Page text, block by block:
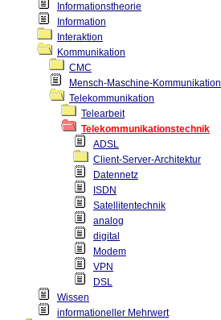
Informationstheorie
Information
Interaktion
Kommunikation
CMC
Mensch-Maschine-Kommunikation
Telekommunikation
Telearbeit
Telekommunikationstechnik
ADSL
Client-Server-Architektur
Datennetz
ISDN
Satellitentechnik
analog
digital
Modem
VPN
DSL
Wissen
informationeller Mehrwert